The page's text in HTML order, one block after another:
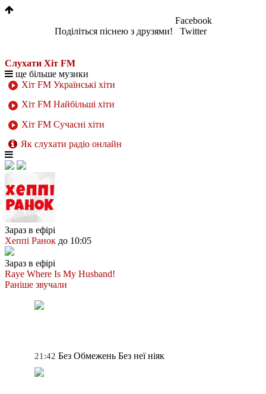
Поділіться піснею з друзями!
Facebook
Twitter
Слухати Хіт FM
ще більше музики
Хіт FM Українські хіти
Хіт FM Найбільші хіти
Хіт FM Сучасні хіти
Як слухати радіо онлайн
Зараз в ефірі
Хеппі Ранок до 10:05
Зараз в ефірі
Raye Where Is My Husband!
Раніше звучали
21:42 Без Обмежень Без неї ніяк